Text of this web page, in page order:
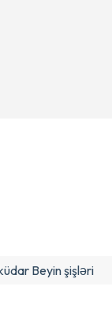
Beyin şişləri